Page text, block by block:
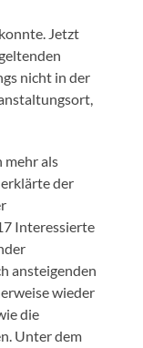
Jetzt
nicht in der
mehr als
der
Interessierte
ansteigenden
wieder
die
Unter dem